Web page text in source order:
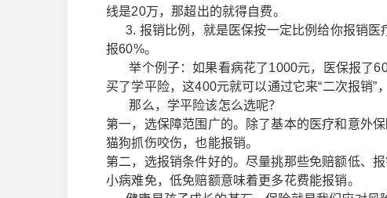
线是20万，那超出的就得自费。
3. 报销比例，就是医保按一定比例给你报销医
报60%。
举个例子：如果看病花了1000元，医保报了
买了学平险，这400元就可以通过它来“二次报销”
那么，学平险该怎么选呢？
第一，选保障范围广的。除了基本的医疗和意外
猫狗抓伤咬伤，也能报销。
第二，选报销条件好的。尽量挑那些免赔额低、
小病难免，低免赔额意味着更多花费能报销。